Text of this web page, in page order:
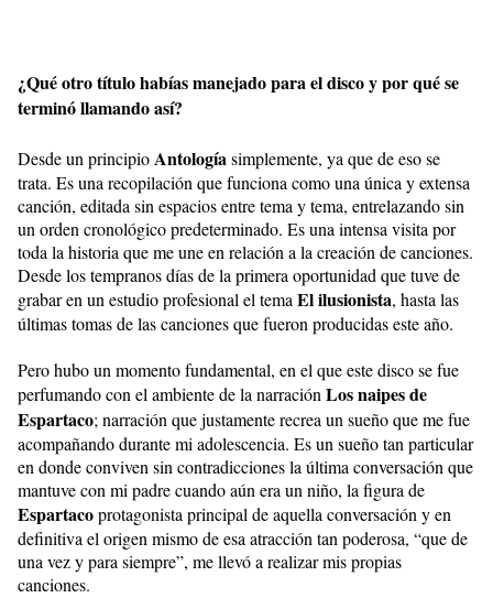
¿Qué otro título habías manejado para el disco y por qué se
terminó llamando así?
Desde un principioAntologíasimplemente, ya que de eso se
trata. Es una recopilación que funciona como una única y extensa
canción, editada sin espacios entre tema y tema, entrelazando sin
un orden cronológico predeterminado. Es una intensa visita por
toda la historia que me une en relación a la creación de canciones.
Desde los tempranos días de la primera oportunidad que tuve de
grabar en un estudio profesional el temaEl ilusionista, hasta las
últimas tomas de las canciones que fueron producidas este año.
Pero hubo un momento fundamental, en el que este disco se fue
perfumando con el ambiente de la narraciónLos naipes de
Espartaco; narración que justamente recrea un sueño que me fue
acompañando durante mi adolescencia. Es un sueño tan particular
en donde conviven sin contradicciones la última conversación que
mantuve con mi padre cuando aún era un niño, la figura de
Espartacoprotagonista principal de aquella conversación y en
definitiva el origen mismo de esa atracción tan poderosa, “que de
una vez y para siempre”, me llevó a realizar mis propias
canciones.